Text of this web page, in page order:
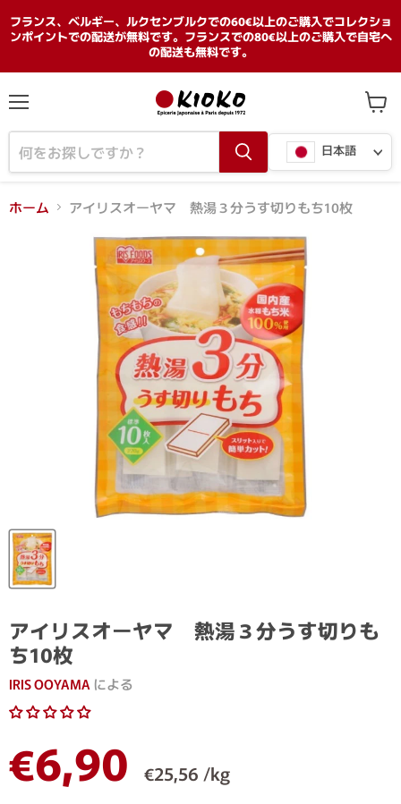
フランス、ベルギー、ルクセンブルクでの60€以上のご購入でコレクショ
ンポイントでの配送が無料です。フランスでの80€以上のご購入で自宅へ
の配送も無料です。
ニ
ュ
ー
言
語
日本語
ー
ト
見
ホーム アイリスオーヤマ 熱湯３分うす切りもち10枚
アイリスオーヤマ 熱湯３分うす切りも
ち10枚
IRIS OOYAMA による
現在の価格
€6,90
€25,56 /kg